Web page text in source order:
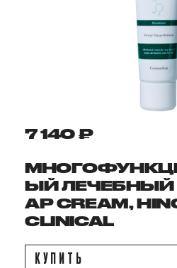
7 140 ₽
ЫЙ ЛЕЧЕБНЫЙ
АР CREAM,
CLINICAL
КУПИТЬ